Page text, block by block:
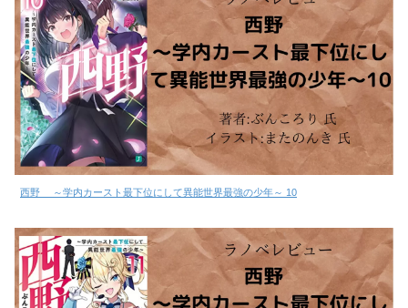
西野 ～学内カースト最下位にして異能世界最強の少年～ 10